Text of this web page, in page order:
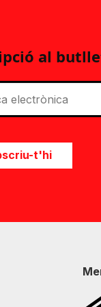
al
t'hi